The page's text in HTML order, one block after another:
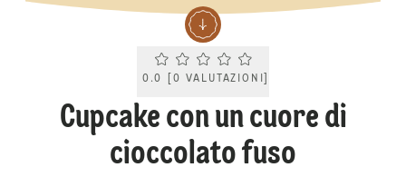
Current rating 0.0. Click to rate.
0.0 0 VALUTAZIONI
Cupcake con un cuore di
cioccolato fuso